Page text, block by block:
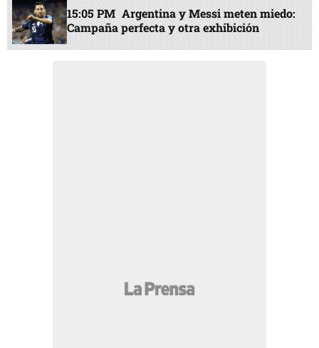
15:05 PM Argentina y Messi meten miedo:
Campaña perfecta y otra exhibición